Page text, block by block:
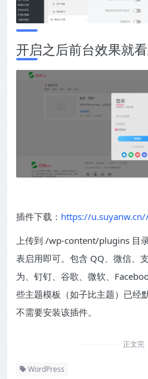
开启之后前台效果就
插件下载： https://
上传到 /wp-content/plugins 目
表启用即可。包含 QQ、微信、
为、钉钉、谷歌、微软、
些主题模板（如子比主题）已经
不需要安装该插件。
正文完
WordPress